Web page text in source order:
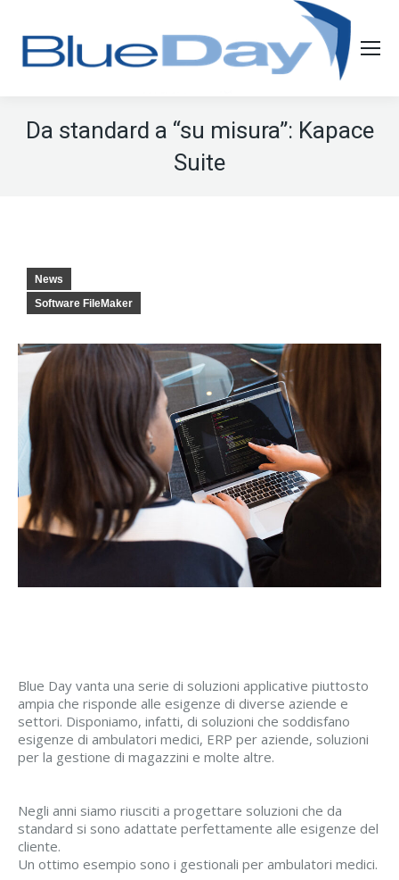
Da standard a “su misura”: Kapace
Suite
News
Software FileMaker
Blue Day vanta una serie di soluzioni applicative piuttosto
ampia che risponde alle esigenze di diverse aziende e
settori. Disponiamo, infatti, di soluzioni che soddisfano
esigenze di ambulatori medici, ERP per aziende, soluzioni
per la gestione di magazzini e molte altre.
Negli anni siamo riusciti a progettare soluzioni che da
standard si sono adattate perfettamente alle esigenze del
cliente.
Un ottimo esempio sono i gestionali per ambulatori medici.